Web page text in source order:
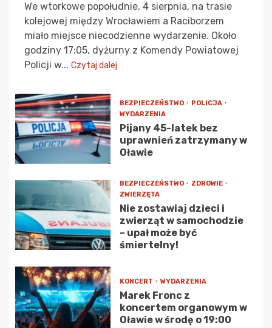
We wtorkowe popołudnie, 4 sierpnia, na trasie
kolejowej między Wrocławiem a Raciborzem
miało miejsce niecodzienne wydarzenie. Około
godziny 17:05, dyżurny z Komendy Powiatowej
Policji w... Czytaj dalej
BEZPIECZEŃSTWO
POLICJA
WYDARZENIA
Pijany 45-latek bez
uprawnień zatrzymany w
Oławie
BEZPIECZEŃSTWO
ZDROWIE
ZWIERZĘTA
Nie zostawiaj dzieci i
zwierząt w samochodzie
– upał może być
śmiertelny!
KONCERT WYDARZENIA
Marek Fronc z
koncertem organowym w
Oławie w środę o 19:00